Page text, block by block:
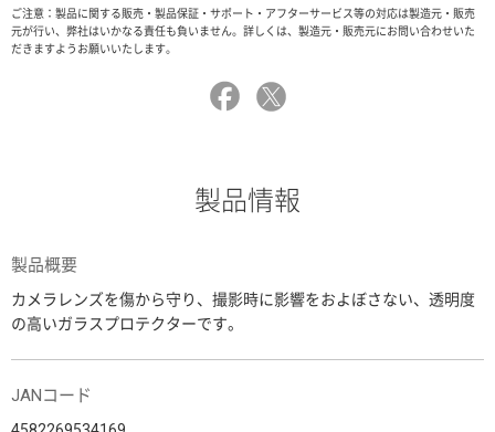
ご注意：製品に関する販売・製品保証・サポート・アフターサービス等の対応は製造元・販売
元が行い、弊社はいかなる責任も負いません。詳しくは、製造元・販売元にお問い合わせいた
だきますようお願いいたします。
製品情報
製品概要
カメラレンズを傷から守り、撮影時に影響をおよぼさない、透明度
の高いガラスプロテクターです。
JANコード